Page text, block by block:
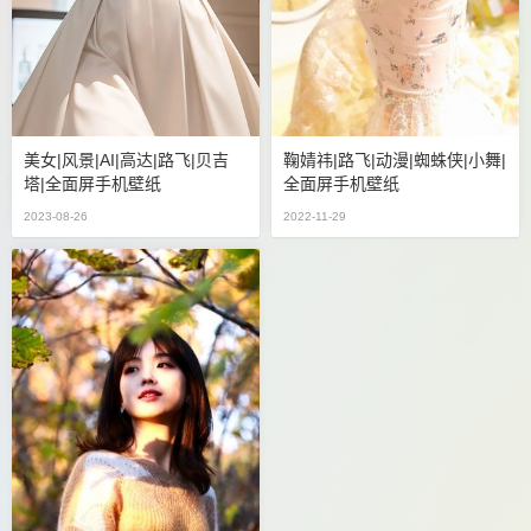
美女|风景|AI|高达|路飞|贝吉
塔|全面屏手机壁纸
2023-08-26
鞠婧祎|路飞|动漫|蜘蛛侠|小舞|
全面屏手机壁纸
2022-11-29